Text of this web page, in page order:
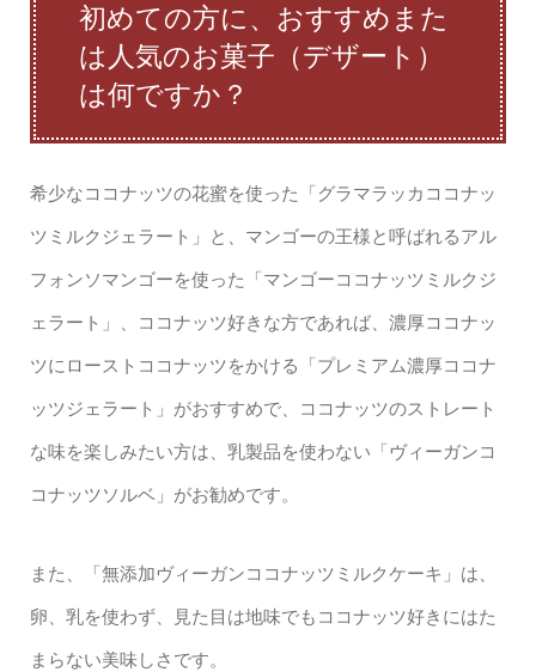
初めての方に、おすすめまた
は人気のお菓子（デザート）
は何ですか？
希少なココナッツの花蜜を使った「グラマラッカココナッ
ツミルクジェラート」と、マンゴーの王様と呼ばれるアル
フォンソマンゴーを使った「マンゴーココナッツミルクジ
ェラート」、ココナッツ好きな方であれば、濃厚ココナッ
ツにローストココナッツをかける「プレミアム濃厚ココナ
ッツジェラート」がおすすめで、ココナッツのストレート
な味を楽しみたい方は、乳製品を使わない「ヴィーガンコ
コナッツソルベ」がお勧めです。
また、「無添加ヴィーガンココナッツミルクケーキ」は、
卵、乳を使わず、見た目は地味でもココナッツ好きにはた
まらない美味しさです。